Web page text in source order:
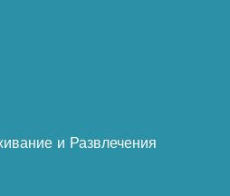
и Развлечения